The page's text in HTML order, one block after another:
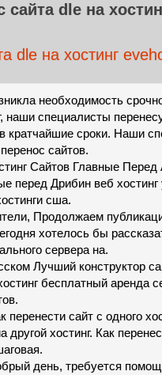
сайта dle на
dle на хостинг
необходимость
наши специалисты
кратчайшие сроки. Наши
сайтов.
Сайтов Главные Перед
перед Дрибин веб хостинг
сша.
Продолжаем
хотелось бы
сервера на.
Лучший конструктор
бесплатный аренда
сайт с одного
хостинг. Как
день, требуется